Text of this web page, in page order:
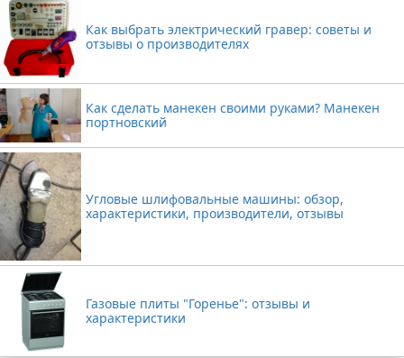
Как выбрать электрический гравер: советы и
отзывы о производителях
Как сделать манекен своими руками? Манекен
портновский
Угловые шлифовальные машины: обзор,
характеристики, производители, отзывы
Газовые плиты "Горенье": отзывы и
характеристики